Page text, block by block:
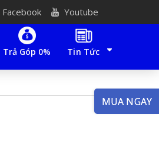
Facebook Youtube
Trả Góp 0% Tin Tức
MUA NGAY